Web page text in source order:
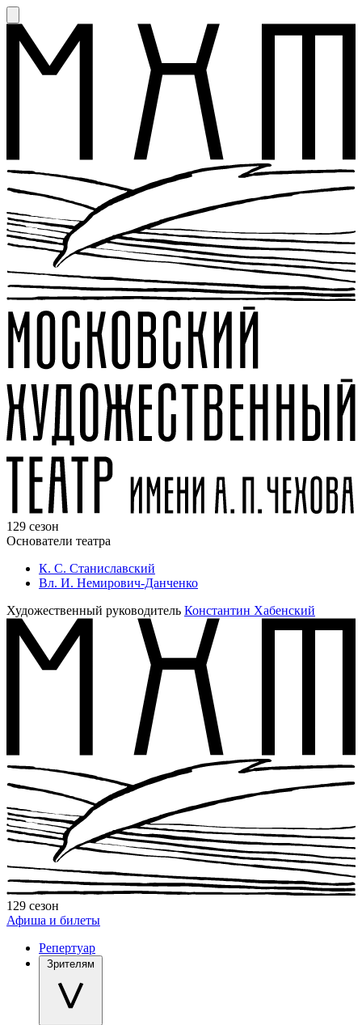
129 сезон
Основатели театра
К. С. Станиславский
Вл. И. Немирович-Данченко
Художественный руководитель Константин Хабенский
129 сезон
Афиша и билеты
Репертуар
Зрителям